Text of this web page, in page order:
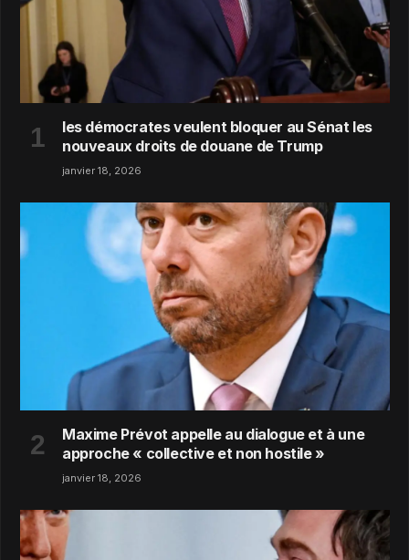
les démocrates veulent bloquer au Sénat les
nouveaux droits de douane de Trump
janvier 18, 2026
Maxime Prévot appelle au dialogue et à une
approche « collective et non hostile »
janvier 18, 2026